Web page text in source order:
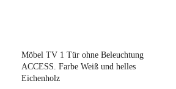
Möbel TV 1 Tür ohne Beleuchtung
ACCESS. Farbe Weiß und helles
Eichenholz